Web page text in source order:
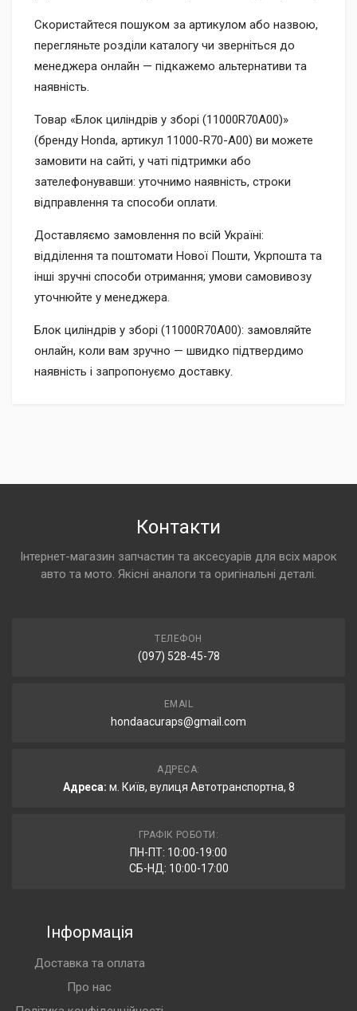
Скористайтеся пошуком за артикулом або назвою,
перегляньте розділи каталогу чи зверніться до
менеджера онлайн — підкажемо альтернативи та
наявність.
Товар «Блок циліндрів у зборі (11000R70A00)»
(бренду Honda, артикул 11000-R70-A00) ви можете
замовити на сайті, у чаті підтримки або
зателефонувавши: уточнимо наявність, строки
відправлення та способи оплати.
Доставляємо замовлення по всій Україні:
відділення та поштомати Нової Пошти, Укрпошта та
інші зручні способи отримання; умови самовивозу
уточнюйте у менеджера.
Блок циліндрів у зборі (11000R70A00): замовляйте
онлайн, коли вам зручно — швидко підтвердимо
наявність і запропонуємо доставку.
Контакти
Інтернет-магазин запчастин та аксесуарів для всіх марок
авто та мото. Якісні аналоги та оригінальні деталі.
ТЕЛЕФОН
(097) 528-45-78
EMAIL
hondaacuraps@gmail.com
АДРЕСА:
Адреса: м. Київ, вулиця Автотранспортна, 8
ГРАФІК РОБОТИ:
ПН-ПТ: 10:00-19:00
СБ-НД: 10:00-17:00
Інформація
Доставка та оплата
Про нас